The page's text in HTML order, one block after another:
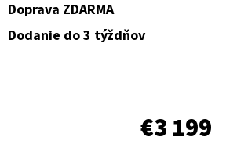
Doprava ZDARMA
Dodanie do 3 týždňov
€3 199